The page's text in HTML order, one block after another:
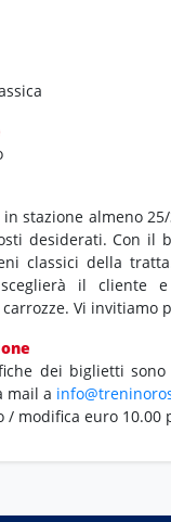
stazione almeno
desiderati. Con il
classici della
il cliente
Vi invitiamo
dei biglietti
mail a
/ modifica euro 10.00